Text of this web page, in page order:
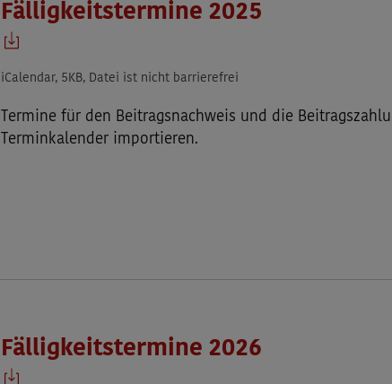
Fälligkeitstermine 2025
iCalendar, 5KB, Datei ist nicht barrierefrei
Termine für den Beitragsnachweis und die
Terminkalender importieren.
Fälligkeitstermine 2026